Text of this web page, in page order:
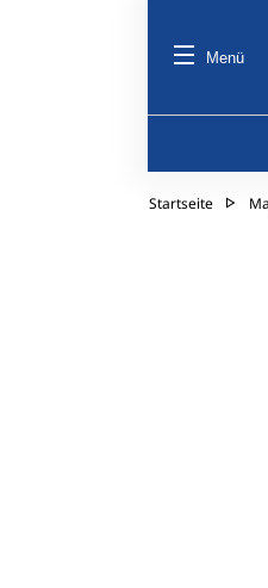
Menü
Startseite